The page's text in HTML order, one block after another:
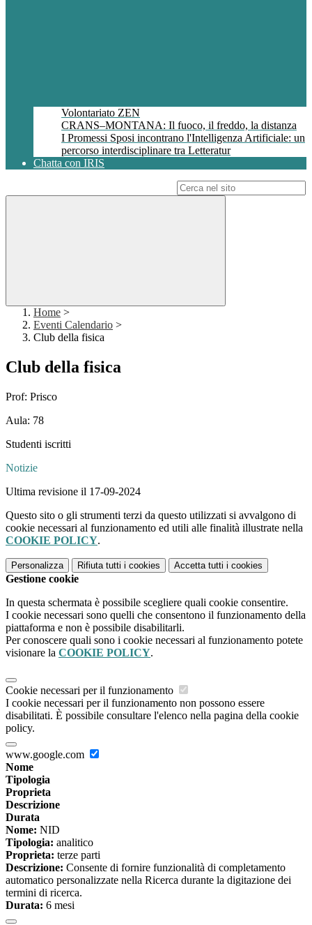
Volontariato ZEN
CRANS–MONTANA: Il fuoco, il freddo, la distanza
I Promessi Sposi incontrano l'Intelligenza Artificiale: un
percorso interdisciplinare tra Letteratur
Chatta con IRIS
Home >
Eventi Calendario >
Club della fisica
Club della fisica
Prof: Prisco
Aula: 78
Studenti iscritti
Notizie
Ultima revisione il 17-09-2024
Questo sito o gli strumenti terzi da questo utilizzati si avvalgono di
cookie necessari al funzionamento ed utili alle finalità illustrate nella
COOKIE POLICY.
Personalizza Rifiuta tutti i cookies Accetta tutti i cookies
Gestione cookie
In questa schermata è possibile scegliere quali cookie consentire.
I cookie necessari sono quelli che consentono il funzionamento della
piattaforma e non è possibile disabilitarli.
Per conoscere quali sono i cookie necessari al funzionamento potete
visionare la COOKIE POLICY.
Cookie necessari per il funzionamento
I cookie necessari per il funzionamento non possono essere
disabilitati. È possibile consultare l'elenco nella pagina della cookie
policy.
www.google.com
Nome
Tipologia
Proprieta
Descrizione
Durata
Nome: NID
Tipologia: analitico
Proprieta: terze parti
Descrizione: Consente di fornire funzionalità di completamento
automatico personalizzate nella Ricerca durante la digitazione dei
termini di ricerca.
Durata: 6 mesi